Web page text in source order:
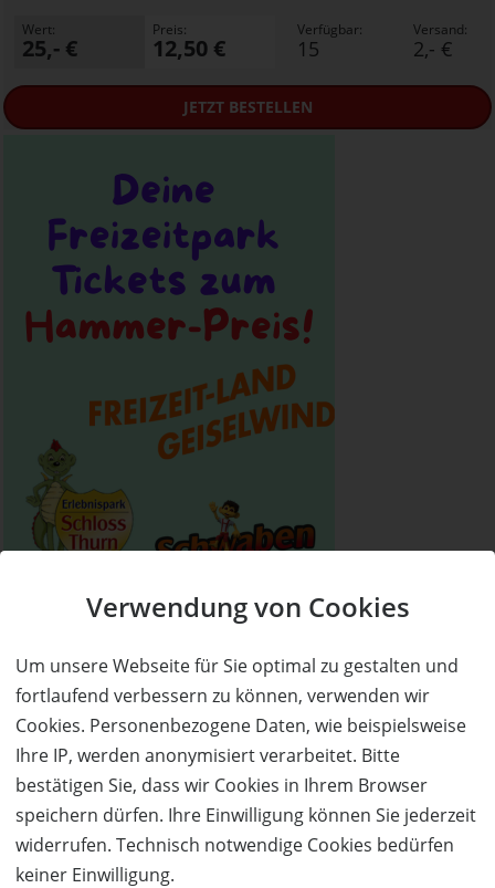
Verwendung von Cookies
Um unsere Webseite für Sie optimal zu gestalten und
fortlaufend verbessern zu können, verwenden wir
Cookies. Personenbezogene Daten, wie beispielsweise
Ihre IP, werden anonymisiert verarbeitet. Bitte
bestätigen Sie, dass wir Cookies in Ihrem Browser
speichern dürfen. Ihre Einwilligung können Sie jederzeit
widerrufen. Technisch notwendige Cookies bedürfen
keiner Einwilligung.
Wert:
25,- €
Preis:
12,50 €
Verfügbar:
15
Versand:
2,- €
JETZTBESTELLEN